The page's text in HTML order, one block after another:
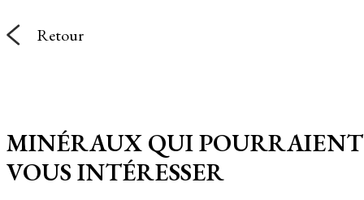
Retour
MINÉRAUX QUI POURRAIENT
VOUS INTÉRESSER